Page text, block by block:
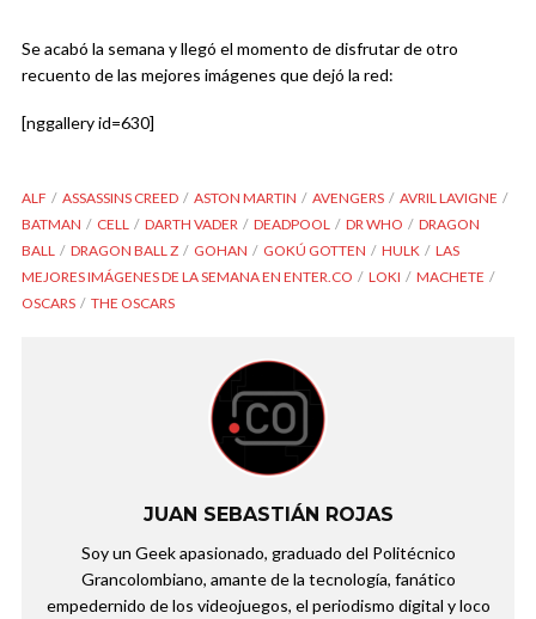
Se acabó la semana y llegó el momento de disfrutar de otro
recuento de las mejores imágenes que dejó la red:
[nggallery id=630]
ALF ASSASSINS CREED ASTON MARTIN AVENGERS
AVRIL LAVIGNE
BATMAN
CELL DARTH VADER DEADPOOL DR WHO
DRAGON
BALL
DRAGON BALL Z GOHAN GOKÚ GOTTEN HULK
LAS
MEJORES IMÁGENES DE LA SEMANA EN ENTER.CO
LOKI
MACHETE
OSCARS
THE OSCARS
JUAN SEBASTIÁN ROJAS
Soy un Geek apasionado, graduado del Politécnico
Grancolombiano, amante de la tecnología, fanático
empedernido de los videojuegos, el periodismo digital y loco